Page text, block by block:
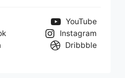
YouTube
Instagram
Dribbble